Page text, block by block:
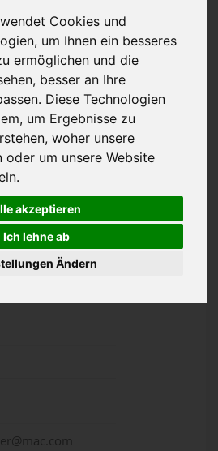
Cookies und
um Ihnen ein besseres
ermöglichen und die
besser an Ihre
Diese Technologien
um Ergebnisse zu
woher unsere
oder um unsere Website
akzeptieren
Ich lehne ab
Ändern